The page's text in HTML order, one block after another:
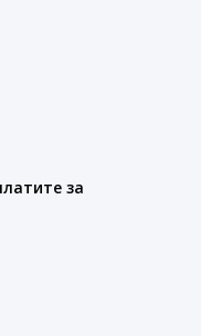
за